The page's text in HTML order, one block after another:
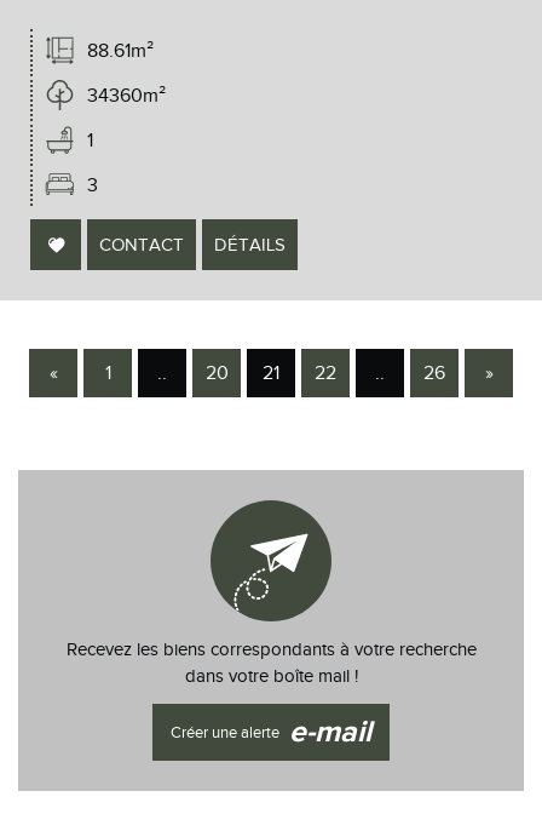
88.61m²
34360m²
1
3
CONTACT DÉTAILS
« 1 20 21 22 26 »
Recevez les biens correspondants à votre recherche
dans votre boîte mail !
Créer une alerte e-mail